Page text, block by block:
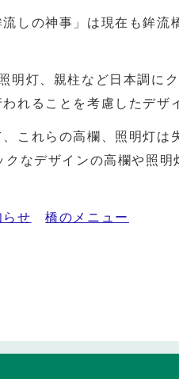
しの神事」は現在も鉾流
灯、親柱など日本調に
れることを考慮したデザ
これらの高欄、照明灯は
なデザインの高欄や照明
らせ 橋のメニュー